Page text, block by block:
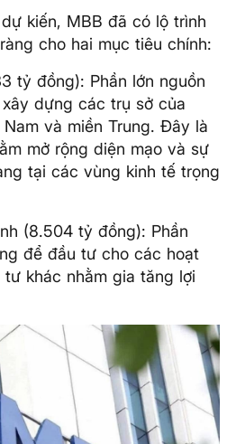
kiến, MBB đã có lộ trình
cho hai mục tiêu chính:
tỷ đồng): Phần lớn nguồn
dựng các trụ sở của
và miền Trung. Đây là
mở rộng diện mạo và sự
tại các vùng kinh tế trọng
(8.504 tỷ đồng): Phần
để đầu tư cho các hoạt
khác nhằm gia tăng lợi